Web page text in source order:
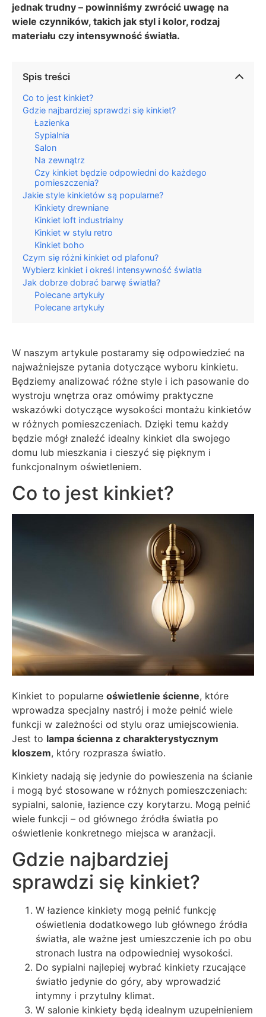
jednak trudny – powinniśmy zwrócić uwagę na
wiele czynników, takich jak styl i kolor, rodzaj
materiału czy intensywność światła.
Spis treści
Co to jest kinkiet?
Gdzie najbardziej sprawdzi się kinkiet?
Łazienka
Sypialnia
Salon
Na zewnątrz
Czy kinkiet będzie odpowiedni do każdego
pomieszczenia?
Jakie style kinkietów są popularne?
Kinkiety drewniane
Kinkiet loft industrialny
Kinkiet w stylu retro
Kinkiet boho
Czym się różni kinkiet od plafonu?
Wybierz kinkiet i określ intensywność światła
Jak dobrze dobrać barwę światła?
Polecane artykuły
Polecane artykuły
W naszym artykule postaramy się odpowiedzieć na
najważniejsze pytania dotyczące wyboru kinkietu.
Będziemy analizować różne style i ich pasowanie do
wystroju wnętrza oraz omówimy praktyczne
wskazówki dotyczące wysokości montażu kinkietów
w różnych pomieszczeniach. Dzięki temu każdy
będzie mógł znaleźć idealny kinkiet dla swojego
domu lub mieszkania i cieszyć się pięknym i
funkcjonalnym oświetleniem.
Co to jest kinkiet?
Kinkiet to popularne oświetlenie ścienne, które
wprowadza specjalny nastrój i może pełnić wiele
funkcji w zależności od stylu oraz umiejscowienia.
Jest to lampa ścienna z charakterystycznym
kloszem, który rozprasza światło.
Kinkiety nadają się jedynie do powieszenia na ścianie
i mogą być stosowane w różnych pomieszczeniach:
sypialni, salonie, łazience czy korytarzu. Mogą pełnić
wiele funkcji – od głównego źródła światła po
oświetlenie konkretnego miejsca w aranżacji.
Gdzie najbardziej
sprawdzi się kinkiet?
W łazience kinkiety mogą pełnić funkcję
oświetlenia dodatkowego lub głównego źródła
światła, ale ważne jest umieszczenie ich po obu
stronach lustra na odpowiedniej wysokości.
Do sypialni najlepiej wybrać kinkiety rzucające
światło jedynie do góry, aby wprowadzić
intymny i przytulny klimat.
W salonie kinkiety będą idealnym uzupełnieniem